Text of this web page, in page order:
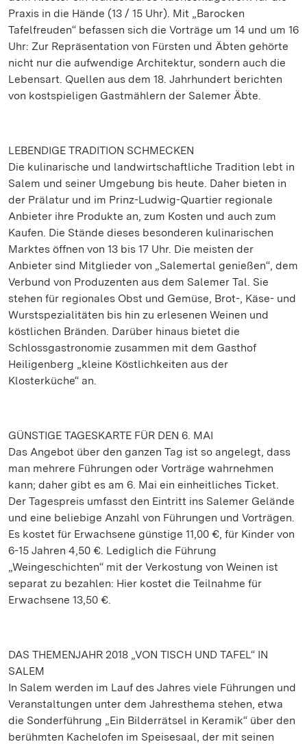
Praxis in die Hände (13 / 15 Uhr). Mit „Barocken
Tafelfreuden“ befassen sich die Vorträge um 14 und um 16
Uhr: Zur Repräsentation von Fürsten und Äbten gehörte
nicht nur die aufwendige Architektur, sondern auch die
Lebensart. Quellen aus dem 18. Jahrhundert berichten
von kostspieligen Gastmählern der Salemer Äbte.
LEBENDIGE TRADITION SCHMECKEN
Die kulinarische und landwirtschaftliche Tradition lebt in
Salem und seiner Umgebung bis heute. Daher bieten in
der Prälatur und im Prinz-Ludwig-Quartier regionale
Anbieter ihre Produkte an, zum Kosten und auch zum
Kaufen. Die Stände dieses besonderen kulinarischen
Marktes öffnen von 13 bis 17 Uhr. Die meisten der
Anbieter sind Mitglieder von „Salemertal genießen“, dem
Verbund von Produzenten aus dem Salemer Tal. Sie
stehen für regionales Obst und Gemüse, Brot-, Käse- und
Wurstspezialitäten bis hin zu erlesenen Weinen und
köstlichen Bränden. Darüber hinaus bietet die
Schlossgastronomie zusammen mit dem Gasthof
Heiligenberg „kleine Köstlichkeiten aus der
Klosterküche“ an.
GÜNSTIGE TAGESKARTE FÜR DEN 6. MAI
Das Angebot über den ganzen Tag ist so angelegt, dass
man mehrere Führungen oder Vorträge wahrnehmen
kann; daher gibt es am 6. Mai ein einheitliches Ticket.
Der Tagespreis umfasst den Eintritt ins Salemer Gelände
und eine beliebige Anzahl von Führungen und Vorträgen.
Es kostet für Erwachsene günstige 11,00 €, für Kinder von
6-15 Jahren 4,50 €. Lediglich die Führung
„Weingeschichten“ mit der Verkostung von Weinen ist
separat zu bezahlen: Hier kostet die Teilnahme für
Erwachsene 13,50 €.
DAS THEMENJAHR 2018 „VON TISCH UND TAFEL“ IN
SALEM
In Salem werden im Lauf des Jahres viele Führungen und
Veranstaltungen unter dem Jahresthema stehen, etwa
die Sonderführung „Ein Bilderrätsel in Keramik“ über den
berühmten Kachelofen im Speisesaal, der mit seinen